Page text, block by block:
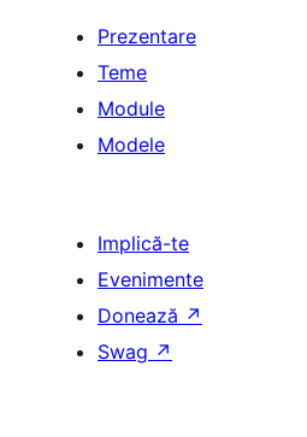
Prezentare
Teme
Module
Modele
Implică-te
Evenimente
Donează ↗
Swag ↗